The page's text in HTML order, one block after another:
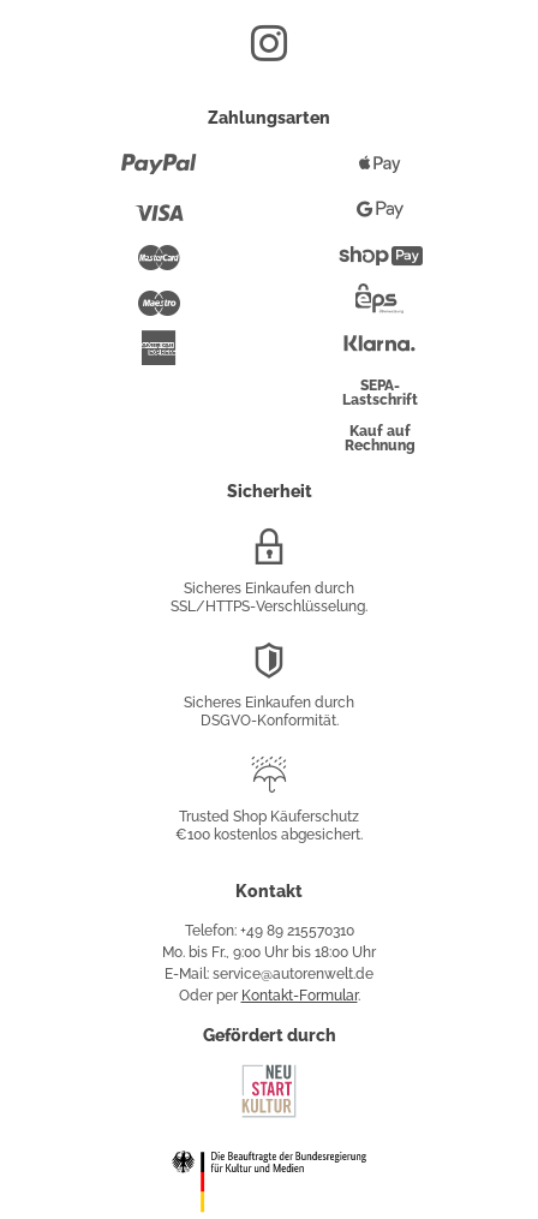
Zahlungsarten
Maestro
Pay
Google
Pay
Überweisung
SEPA-
Lastschrift
Kauf auf
Rechnung
Sicherheit
Sicheres Einkaufen durch
SSL/HTTPS-Verschlüsselung.
Sicheres Einkaufen durch
DSGVO-Konformität.
Käuferschutz
Trusted Shop Käuferschutz
€100 kostenlos abgesichert.
Kontakt
Telefon: +49 89 215570310
Mo. bis Fr., 9:00 Uhr bis 18:00 Uhr
E-Mail: service@autorenwelt.de
Oder per Kontakt-Formular.
Gefördert durch